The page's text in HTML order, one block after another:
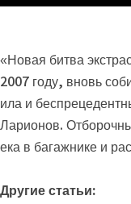
«Новая битва
2007 году, вновь
ила и
Ларионов.
ека в багажнике и
Другие статьи: